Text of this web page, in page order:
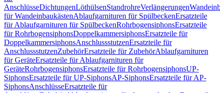
AnschlüsseDichtungenLöthülsenStandrohreVerlängerungen
für WandeinbaukästenAblaufgarnituren für SpülbeckenErsatzteile
für Ablaufgarnituren für SpülbeckenRohrbogensiphonsErsatzteile
für RohrbogensiphonsDoppelkammersiphonsErsatzteile für
DoppelkammersiphonsAnschlussstutzenErsatzteile für
AnschlussstutzenZubehörErsatzteile für ZubehörAblaufgarnituren
für GeräteErsatzteile für Ablaufgarnituren für
GeräteRohrbogensiphonsErsatzteile für RohrbogensiphonsUP-
SiphonsErsatzteile für UP-SiphonsAP-SiphonsErsatzteile für AP-
SiphonsAnschlüsseErsatzteile für